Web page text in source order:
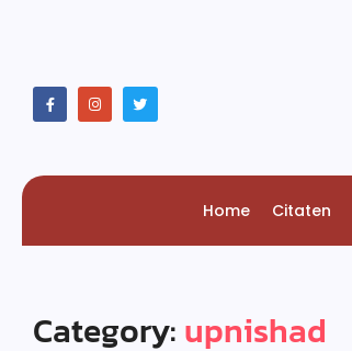
Home Citaten
Category: upnishad